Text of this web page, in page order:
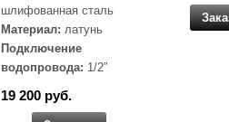
шлифованная сталь
Материал: латунь
Подключение
водопровода: 1/2″
19 200 руб.